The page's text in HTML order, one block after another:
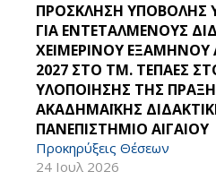
ΠΡΟΣΚΛΗΣΗ
ΓΙΑ ΕΝΤΕΤΑΛΜΕΝΟΥΣ
ΧΕΙΜΕΡΙΝΟΥ ΕΞΑΜΗΝΟΥ
2027 ΣΤΟ ΤΜ. ΤΕΠΑΕΣ
ΥΛΟΠΟΙΗΣΗΣ ΤΗΣ
ΑΚΑΔΗΜΑΪΚΗΣ
ΠΑΝΕΠΙΣΤΗΜΙΟ ΑΙΓΑΙΟΥ
Προκηρύξεις Θέσεων
24 Ιουλ 2026